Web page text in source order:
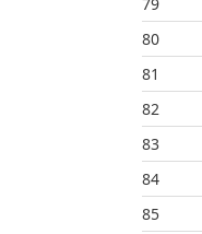
80
81
82
83
84
85